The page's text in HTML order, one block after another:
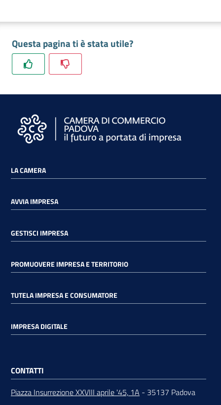
Questa pagina ti è stata utile?
LA CAMERA
AVVIA IMPRESA
GESTISCI IMPRESA
PROMUOVERE IMPRESA E TERRITORIO
TUTELA IMPRESA E CONSUMATORE
IMPRESA DIGITALE
CONTATTI
Piazza Insurrezione XXVIII aprile '45, 1A - 35137 Padova